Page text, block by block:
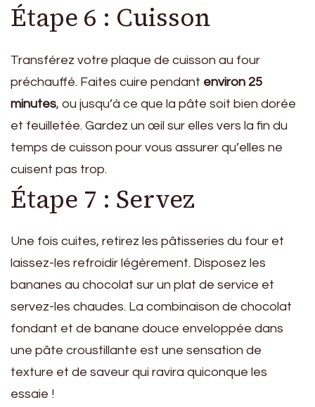
Étape 6 : Cuisson
Transférez votre plaque de cuisson au four
préchauffé. Faites cuire pendant environ 25
minutes, ou jusqu’à ce que la pâte soit bien dorée
et feuilletée. Gardez un œil sur elles vers la fin du
temps de cuisson pour vous assurer qu’elles ne
cuisent pas trop.
Étape 7 : Servez
Une fois cuites, retirez les pâtisseries du four et
laissez-les refroidir légèrement. Disposez les
bananes au chocolat sur un plat de service et
servez-les chaudes. La combinaison de chocolat
fondant et de banane douce enveloppée dans
une pâte croustillante est une sensation de
texture et de saveur qui ravira quiconque les
essaie !